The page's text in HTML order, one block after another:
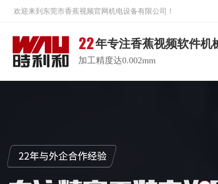
欢迎来到东莞市香蕉视频官网机电设备有限公司！
年专注香蕉视频软件机
加工精度达0.002mm